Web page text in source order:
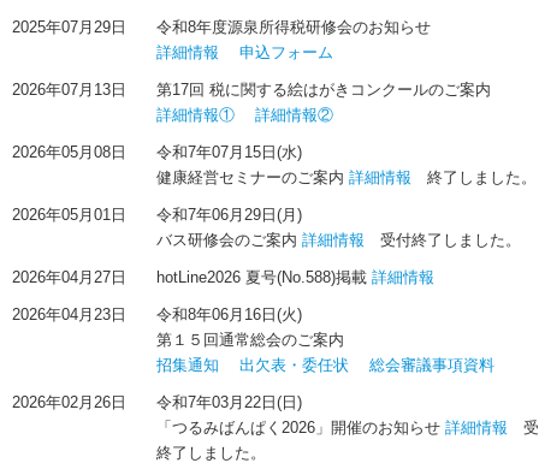
2025年07月29日
令和8年度源泉所得税研修会のお知らせ
詳細情報
申込フォーム
2026年07月13日
第17回 税に関する絵はがきコンクールのご案内
詳細情報①
詳細情報②
2026年05月08日
令和7年07月15日(水)
健康経営セミナーのご案内 詳細情報 終了しました。
2026年05月01日
令和7年06月29日(月)
バス研修会のご案内 詳細情報 受付終了しました。
2026年04月27日 hotLine2026 夏号(No.588)掲載 詳細情報
2026年04月23日
令和8年06月16日(火)
第１５回通常総会のご案内
招集通知
出欠表・委任状 総会審議事項資料
2026年02月26日
令和7年03月22日(日)
「つるみばんぱく2026」開催のお知らせ 詳細情報 受
終了しました。